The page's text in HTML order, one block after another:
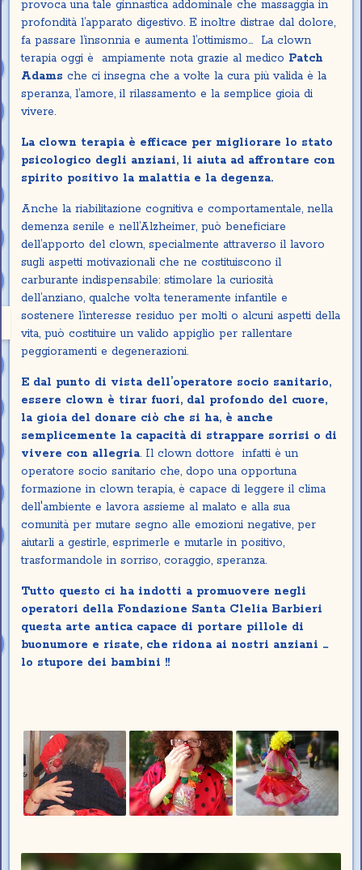
provoca una tale ginnastica addominale che massaggia in
profondità l’apparato digestivo. E inoltre distrae dal dolore,
fa passare l’insonnia e aumenta l’ottimismo… La clown
terapia oggi è ampiamente nota grazie al medico Patch
Adamsche ci insegna che a volte la cura più valida è la
speranza, l’amore, il rilassamento e la semplice gioia di
vivere.
La clown terapia è efficace per migliorare lo stato
psicologico degli anziani, li aiuta ad affrontare con
spirito positivo la malattia e la degenza.
Anche la riabilitazione cognitiva e comportamentale, nella
demenza senile e nell’Alzheimer, può beneficiare
dell’apporto del clown, specialmente attraverso il lavoro
sugli aspetti motivazionali che ne costituiscono il
carburante indispensabile: stimolare la curiosità
dell’anziano, qualche volta teneramente infantile e
sostenere l’interesse residuo per molti o alcuni aspetti della
vita, può costituire un valido appiglio per rallentare
peggioramenti e degenerazioni.
E dal punto di vista dell’operatore socio sanitario,
essere clown è tirar fuori, dal profondo del cuore,
la gioia del donare ciò che si ha, è anche
semplicemente la capacità di strappare sorrisi o di
vivere con allegria. Il clown dottore infatti è un
operatore socio sanitario che, dopo una opportuna
formazione in clown terapia, è capace di leggere il clima
dell'ambiente e lavora assieme al malato e alla sua
comunità per mutare segno alle emozioni negative, per
aiutarli a gestirle, esprimerle e mutarle in positivo,
trasformandole in sorriso, coraggio, speranza.
Tutto questo ci ha indotti a promuovere negli
operatori della Fondazione Santa Clelia Barbieri
questa arte antica capace di portare pillole di
buonumore e risate, che ridona ai nostri anziani …
lo stupore dei bambini !!